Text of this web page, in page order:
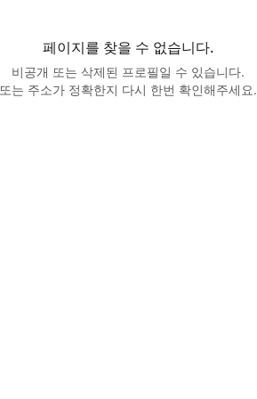
페이지를 찾을 수 없습니다.
비공개 또는 삭제된 프로필일 수 있습니다.
또는 주소가 정확한지 다시 한번 확인해주세요.